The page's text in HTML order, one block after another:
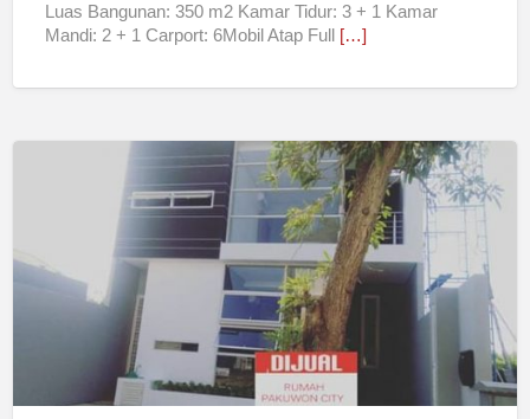
Luas Bangunan: 350 m2 Kamar Tidur: 3 + 1 Kamar
Mandi: 2 + 1 Carport: 6Mobil Atap Full
[…]